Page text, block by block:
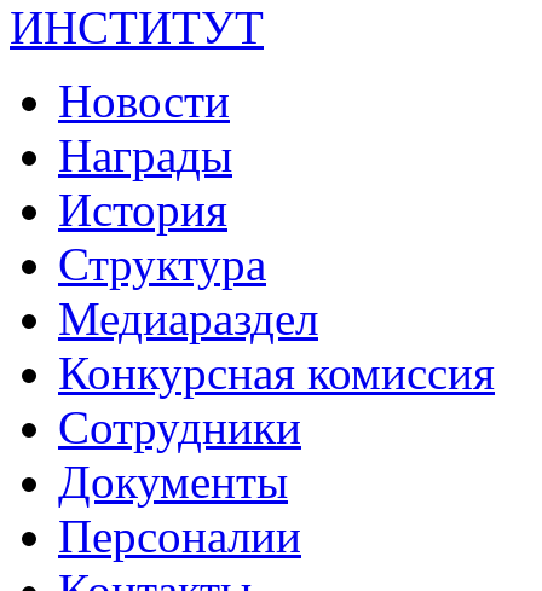
ИНСТИТУТ
Новости
Награды
История
Структура
Медиараздел
Конкурсная комиссия
Сотрудники
Документы
Персоналии